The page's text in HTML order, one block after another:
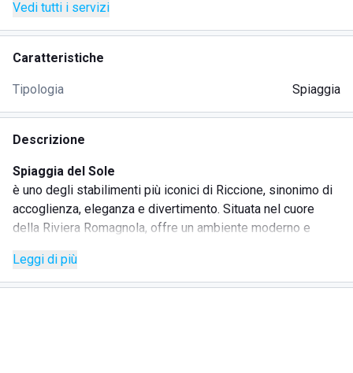
Vedi tutti i servizi
Caratteristiche
Tipologia Spiaggia
Descrizione
Spiaggia del Sole
è uno degli stabilimenti più iconici di Riccione, sinonimo di
accoglienza, eleganza e divertimento. Situata nel cuore
della Riviera Romagnola, offre un ambiente moderno e
desiderano vivere il mare in totale comfort.
La spiaggia dispone di ampie file di ombrelloni ben
Leggi di più